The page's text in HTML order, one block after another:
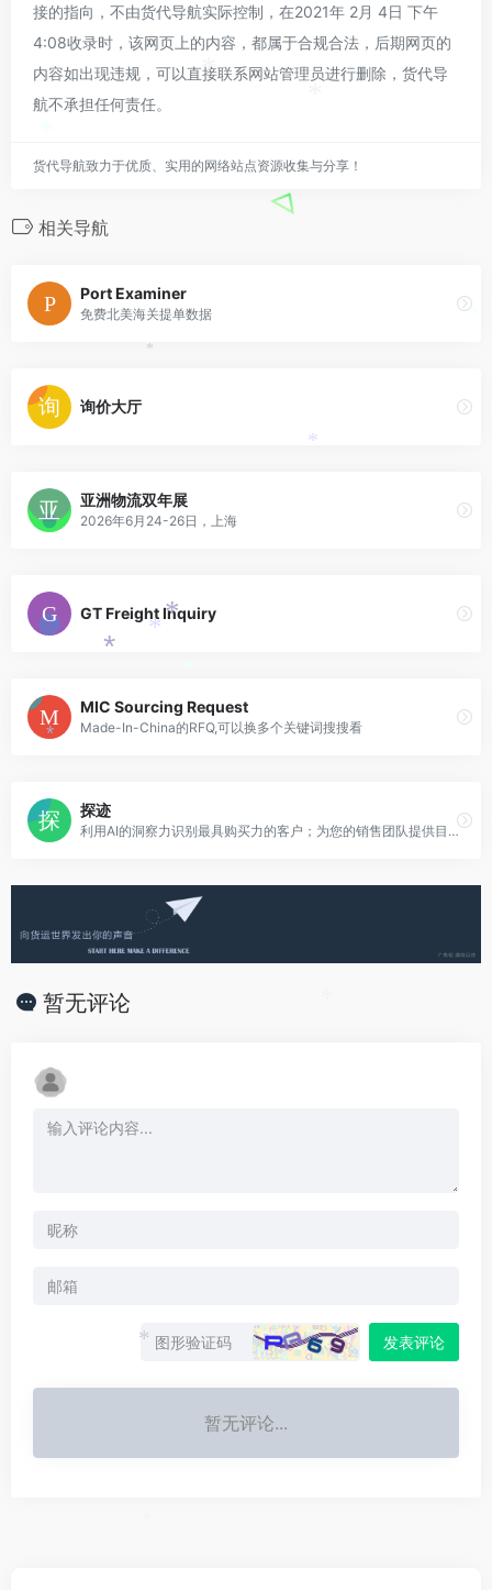
接的指向，不由货代导航实际控制，在2021年 2月 4日 下午
4:08收录时，该网页上的内容，都属于合规合法，后期网页的
内容如出现违规，可以直接联系网站管理员进行删除，货代导
航不承担任何责任。
货代导航致力于优质、实用的网络站点资源收集与分享！
相关导航
Port Examiner
免费北美海关提单数据
询价大厅
亚洲物流双年展
2026年6月24-26日，上海
GT Freight Inquiry
MIC Sourcing Request
Made-In-China的RFQ,可以换多个关键词搜搜看
探迹
利用AI的洞察力识别最具购买力的客户；为您的销售团队提供目标客户的详细信息；让您的销售团队在更短的时间内完成签约转化
暂无评论
发表评论
暂无评论...
*
*